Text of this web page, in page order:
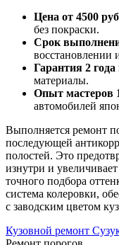
Цена от 4500
без покраски.
Срок
восстановлении
Гарантия 2 года
материалы.
Опыт мастеров
автомобилей
Выполняется ремонт
последующей
полостей. Это
изнутри и
точного подбора
система колеровки,
с заводским цветом
Кузовной ремонт